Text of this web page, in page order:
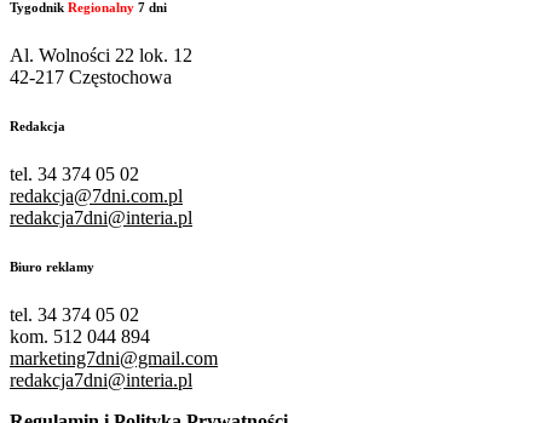
Tygodnik Regionalny 7 dni
Al. Wolności 22 lok. 12
42-217 Częstochowa
Redakcja
tel. 34 374 05 02
redakcja@7dni.com.pl
redakcja7dni@interia.pl
Biuro reklamy
tel. 34 374 05 02
kom. 512 044 894
marketing7dni@gmail.com
redakcja7dni@interia.pl